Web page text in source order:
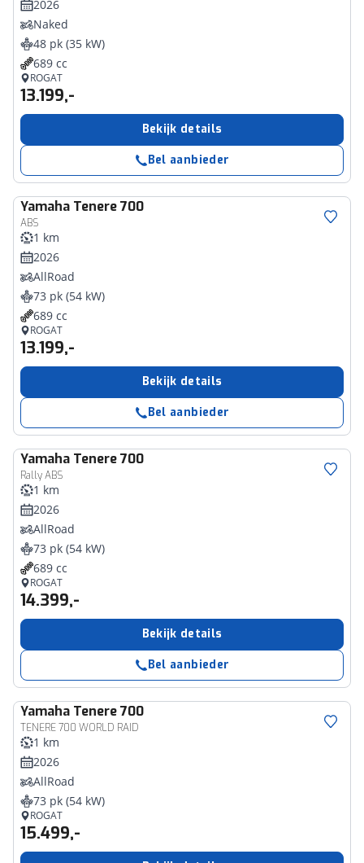
2026
Naked
48 pk (35 kW)
689 cc
ROGAT
13.199,-
Bekijk details
Bel aanbieder
Yamaha Tenere 700
ABS
1 km
2026
AllRoad
73 pk (54 kW)
689 cc
ROGAT
13.199,-
Bekijk details
Bel aanbieder
Yamaha Tenere 700
Rally ABS
1 km
2026
AllRoad
73 pk (54 kW)
689 cc
ROGAT
14.399,-
Bekijk details
Bel aanbieder
Yamaha Tenere 700
TENERE 700 WORLD RAID
1 km
2026
AllRoad
73 pk (54 kW)
ROGAT
15.499,-